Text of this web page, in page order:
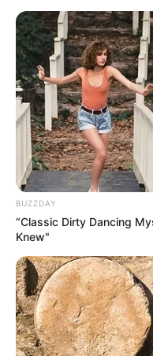
BUZZDAY
“Classic Dirty Dancing
Knew"